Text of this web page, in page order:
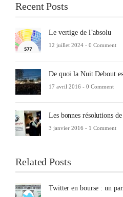
Recent Posts
Le vertige de l’absolu
12 juillet 2024 - 0 Comment
De quoi la Nuit Debout
17 avril 2016 - 0 Comment
Les bonnes résolutions
3 janvier 2016 - 1 Comment
Related Posts
Twitter en bourse : un